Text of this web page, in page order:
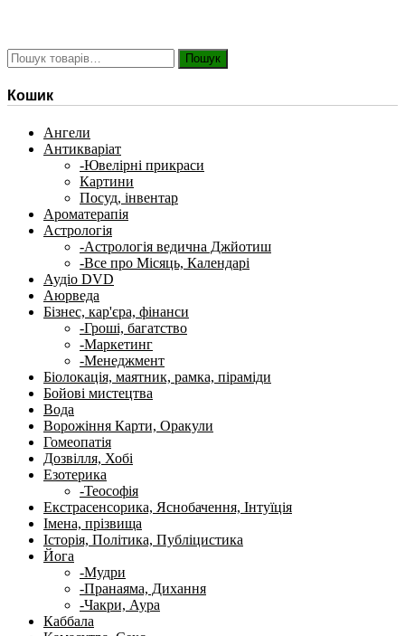
Шукати: Пошук
Кошик
Ангели
Антикваріат
-Ювелірні прикраси
Картини
Посуд, інвентар
Ароматерапія
Астрологія
-Астрологія ведична Джйотиш
-Все про Місяць, Календарі
Аудіо DVD
Аюрведа
Бізнес, кар'єра, фінанси
-Гроші, багатство
-Маркетинг
-Менеджмент
Біолокація, маятник, рамка, піраміди
Бойові мистецтва
Вода
Ворожіння Карти, Оракули
Гомеопатія
Дозвілля, Хобі
Езотерика
-Теософія
Екстрасенсорика, Яснобачення, Інтуїція
Імена, прізвища
Історія, Політика, Публіцистика
Йога
-Мудри
-Пранаяма, Дихання
-Чакри, Аура
Каббала